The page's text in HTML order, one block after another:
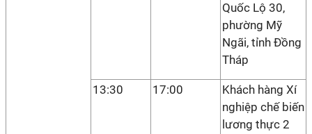
Quốc Lộ 30,
phường Mỹ
Ngãi, tỉnh Đồng
Tháp
13:30 17:00
Khách hàng Xí
nghiệp chế biến
lương thực 2